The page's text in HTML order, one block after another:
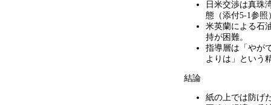
日米交渉は真珠
態（添付5-1参照
米英蘭による石
持が困難。
指導層は「やが
よりは」という
結論
紙の上では防げ